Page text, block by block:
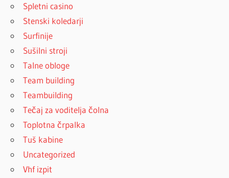
Spletni casino
Stenski koledarji
Surfinije
Sušilni stroji
Talne obloge
Team building
Teambuilding
Tečaj za voditelja čolna
Toplotna črpalka
Tuš kabine
Uncategorized
Vhf izpit